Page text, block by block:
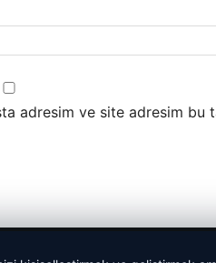
adresim ve site adresim bu